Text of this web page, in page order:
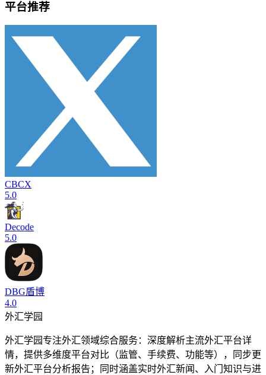
平台推荐
CBCX
5.0
Decode
5.0
DBG盾博
4.0
外汇学园
外汇学园专注外汇领域综合服务：深度解析主流外汇平台详
情，提供多维度平台对比（监管、手续费、功能等），同步更
新外汇平台分析报告；同时涵盖实时外汇新闻、入门知识与进